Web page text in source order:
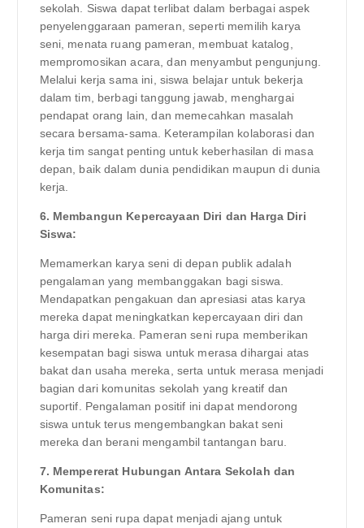
sekolah. Siswa dapat terlibat dalam berbagai aspek
penyelenggaraan pameran, seperti memilih karya
seni, menata ruang pameran, membuat katalog,
mempromosikan acara, dan menyambut pengunjung.
Melalui kerja sama ini, siswa belajar untuk bekerja
dalam tim, berbagi tanggung jawab, menghargai
pendapat orang lain, dan memecahkan masalah
secara bersama-sama. Keterampilan kolaborasi dan
kerja tim sangat penting untuk keberhasilan di masa
depan, baik dalam dunia pendidikan maupun di dunia
kerja.
6. Membangun Kepercayaan Diri dan Harga Diri
Siswa:
Memamerkan karya seni di depan publik adalah
pengalaman yang membanggakan bagi siswa.
Mendapatkan pengakuan dan apresiasi atas karya
mereka dapat meningkatkan kepercayaan diri dan
harga diri mereka. Pameran seni rupa memberikan
kesempatan bagi siswa untuk merasa dihargai atas
bakat dan usaha mereka, serta untuk merasa menjadi
bagian dari komunitas sekolah yang kreatif dan
suportif. Pengalaman positif ini dapat mendorong
siswa untuk terus mengembangkan bakat seni
mereka dan berani mengambil tantangan baru.
7. Mempererat Hubungan Antara Sekolah dan
Komunitas:
Pameran seni rupa dapat menjadi ajang untuk